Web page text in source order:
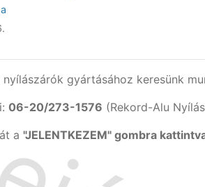
nyílászárók gyártásához keresünk
06-20/273-1576 (Rekord-Alu
a "JELENTKEZEM" gombra